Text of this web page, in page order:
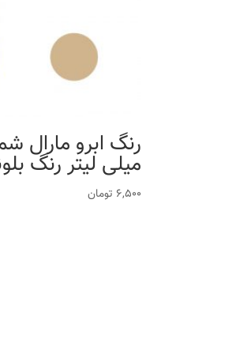
میلی لیتر رنگ
6,500 تومان